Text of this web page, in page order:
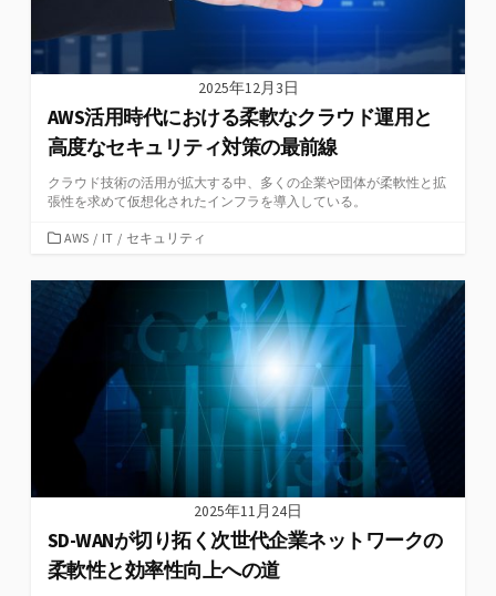
2025年12月3日
AWS活用時代における柔軟なクラウド運用と
高度なセキュリティ対策の最前線
クラウド技術の活用が拡大する中、多くの企業や団体が柔軟性と拡
張性を求めて仮想化されたインフラを導入している。
カ
ゴ
ー
AWS / IT / セキュリティ
2025年11月24日
SD-WANが切り拓く次世代企業ネットワークの
柔軟性と効率性向上への道